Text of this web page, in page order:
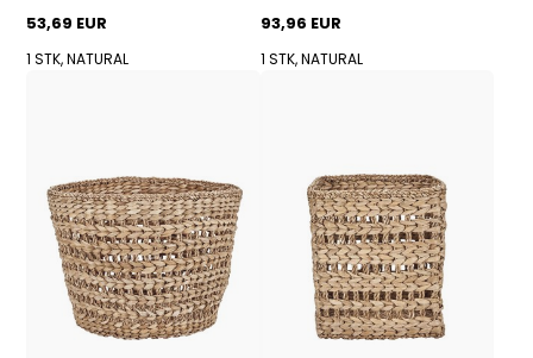
53,69 EUR
1 STK, NATURAL
93,96 EUR
1 STK, NATURAL